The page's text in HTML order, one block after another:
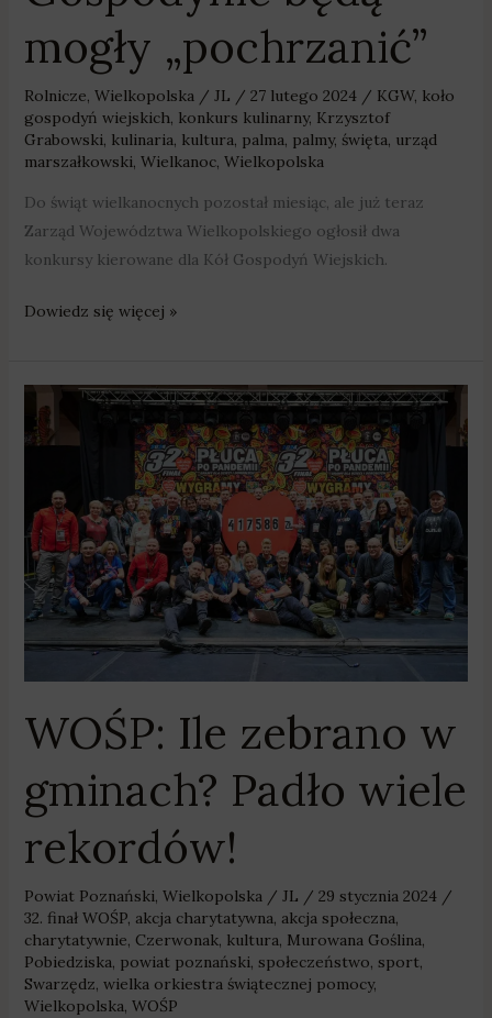
mogły „pochrzanić”
Rolnicze Wielkopolska / JL / 27 lutego 2024 / KGW, koło
gospodyń wiejskich konkurs kulinarny, Krzysztof
Grabowski kulinaria kultura palma palmy, święta urząd
marszałkowski Wielkanoc, Wielkopolska
Do świąt wielkanocnych pozostał miesiąc, ale już teraz
Zarząd Województwa Wielkopolskiego ogłosił dwa
konkursy kierowane dla Kół Gospodyń Wiejskich.
Dowiedz się więcej »
WOŚP: Ile zebrano w
gminach? Padło wiele
rekordów!
Powiat Poznański, Wielkopolska/ JL / 29 stycznia 2024 /
32. finał WOŚP, akcja charytatywna, akcja społeczna,
charytatywnie, Czerwonak, kultura, Murowana Goślina,
Pobiedziska, powiat poznański, społeczeństwo, sport,
Swarzędz, wielka orkiestra świątecznej pomocy,
Wielkopolska, WOŚP
Ile
gminach?
Padło
wiele
rekordów!